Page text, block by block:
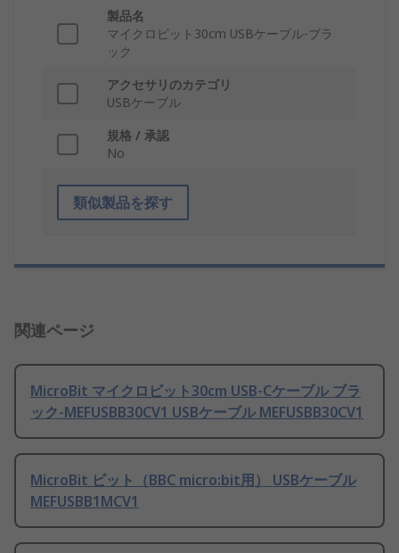
製品名
マイクロビット30cm USBケーブル-ブラ
ック
アクセサリのカテゴリ
USBケーブル
規格 / 承認
No
類似製品を探す
関連ページ
MicroBit マイクロビット30cm USB-Cケーブル ブラ
ック-MEFUSBB30CV1 USBケーブル MEFUSBB30CV1
MicroBit ビット（BBC micro:bit用） USBケーブル
MEFUSBB1MCV1